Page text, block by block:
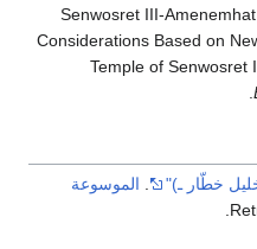
Senwosret III-
Considerations Based on
Temple of Senwosret
خطّار ـ)" . الموسوعة
.